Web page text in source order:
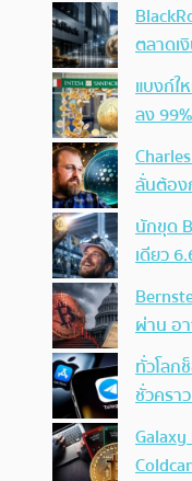
ตลาดเ
แบงก์ใ
ลง
ลั่นต้อง
นักขุด
เดียว
ผ่าน อ
ทั่วโลก
ชั่วครา
Galaxy